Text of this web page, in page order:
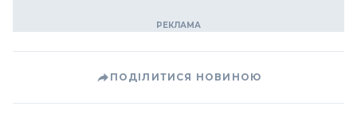
ПОДІЛИТИСЯ НОВИНОЮ